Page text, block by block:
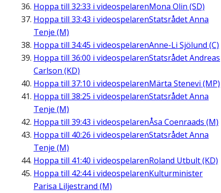
Hoppa till 32:33 i videospelarenMona Olin (SD)
Hoppa till 33:43 i videospelarenStatsrådet Anna
Tenje (M)
Hoppa till 34:45 i videospelarenAnne-Li Sjölund (C)
Hoppa till 36:00 i videospelarenStatsrådet Andreas
Carlson (KD)
Hoppa till 37:10 i videospelarenMärta Stenevi (MP)
Hoppa till 38:25 i videospelarenStatsrådet Anna
Tenje (M)
Hoppa till 39:43 i videospelarenÅsa Coenraads (M)
Hoppa till 40:26 i videospelarenStatsrådet Anna
Tenje (M)
Hoppa till 41:40 i videospelarenRoland Utbult (KD)
Hoppa till 42:44i videospelarenKulturminister
Parisa Liljestrand (M)